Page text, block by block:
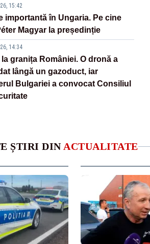
15:42
importantă în Ungaria. Pe cine
Magyar la președinție
14:34
granița României. O dronă a
lângă un gazoduct, iar
Bulgariei a convocat Consiliul
ȘTIRI DIN ACTUALITATE